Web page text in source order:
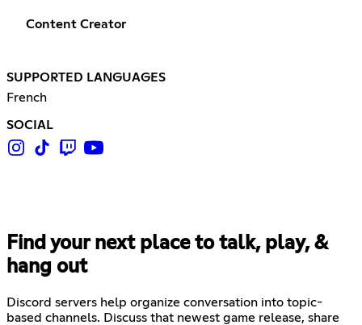
Content Creator
SUPPORTED LANGUAGES
French
SOCIAL
Find your next place to talk, play, &
hang out
Discord servers help organize conversation into topic-
based channels. Discuss that newest game release, share